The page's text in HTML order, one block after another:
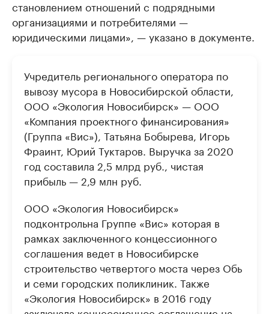
становлением отношений с подрядными
организациями и потребителями —
юридическими лицами», — указано в документе.
Учредитель регионального оператора по
вывозу мусора в Новосибирской области,
ООО «Экология Новосибирск» — ООО
«Компания проектного финансирования»
(Группа «Вис»), Татьяна Бобырева, Игорь
Фраинт, Юрий Туктаров. Выручка за 2020
год составила 2,5 млрд руб., чистая
прибыль — 2,9 млн руб.
ООО «Экология Новосибирск»
подконтрольна Группе «Вис» которая в
рамках заключенного концессионного
соглашения ведет в Новосибирске
строительство четвертого моста через Обь
и семи городских поликлиник. Также
«Экология Новосибирск» в 2016 году